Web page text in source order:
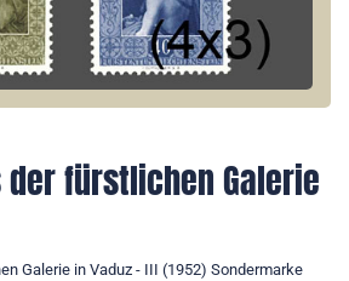
der fürstlichen Galerie
Galerie in Vaduz - III (1952) Sondermarke